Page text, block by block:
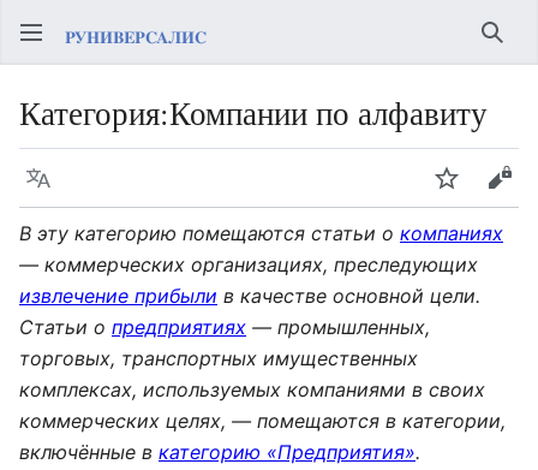
Категория:Компании по алфавиту
Язык Следить
В эту категорию помещаются статьи о компаниях
— коммерческих организациях, преследующих
извлечение прибыли в качестве основной цели.
Статьи о предприятиях — промышленных,
торговых, транспортных имущественных
комплексах, используемых компаниями в своих
коммерческих целях, — помещаются в категории,
включённые в категорию «Предприятия».